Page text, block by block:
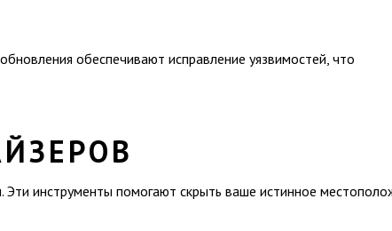
обеспечивают исправление уязвимостей, что
инструменты помогают скрыть ваше истинное